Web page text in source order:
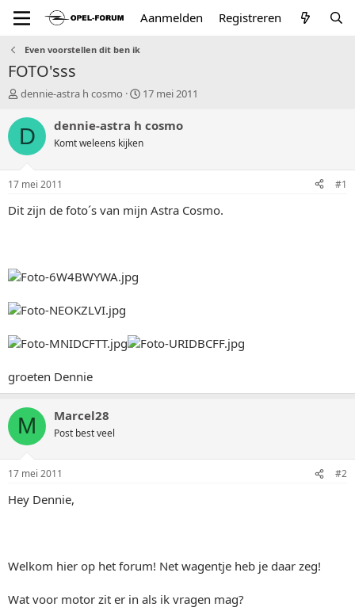
Aanmelden Registreren
Even voorstellen dit ben ik
FOTO'sss
T
p
a
r
dennie-astra h cosmo
S
a
t
u
17 mei 2011
D dennie-astra h cosmo
Komt weleens kijken
17 mei 2011 #1
Dit zijn de foto´s van mijn Astra Cosmo.
groeten Dennie
M Marcel28
Post best veel
17 mei 2011 #2
Hey Dennie,
Welkom hier op het forum! Net wagentje heb je daar zeg!
Wat voor motor zit er in als ik vragen mag?